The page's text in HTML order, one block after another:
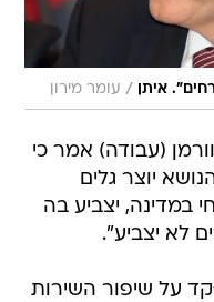
איתן / עומר מירון
(עבודה) אמר כי
יוצר גלים
במדינה, יצביע בה
לא יצביע".
על שיפור השירות